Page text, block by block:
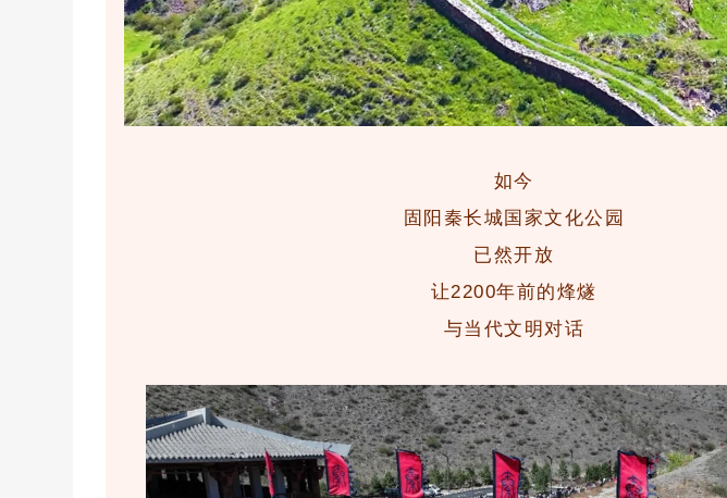
如今
固阳秦长城国家文化公园
已然开放
让2200年前的烽燧
与当代文明对话